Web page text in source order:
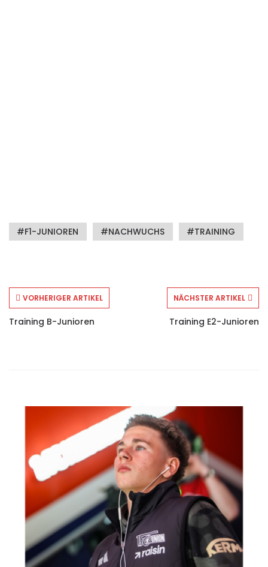
F1-JUNIOREN NACHWUCHS TRAINING
VORHERIGER ARTIKEL
Training B-Junioren
NÄCHSTER ARTIKEL
Training E2-Junioren